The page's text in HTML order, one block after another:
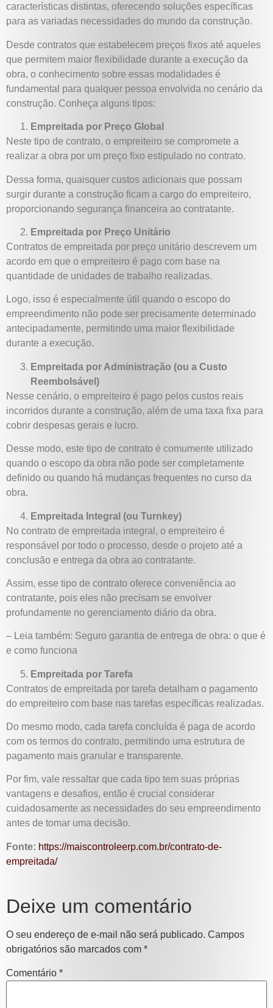
características distintas, oferecendo soluções específicas
para as variadas necessidades do mundo da construção.
Desde contratos que estabelecem preços fixos até aqueles
que permitem maior flexibilidade durante a execução da
obra, o conhecimento sobre essas modalidades é
fundamental para qualquer pessoa envolvida no cenário da
construção. Conheça alguns tipos:
Empreitada por Preço Global
Neste tipo de contrato, o empreiteiro se compromete a
realizar a obra por um preço fixo estipulado no contrato.
Dessa forma, quaisquer custos adicionais que possam
surgir durante a construção ficam a cargo do empreiteiro,
proporcionando segurança financeira ao contratante.
Empreitada por Preço Unitário
Contratos de empreitada por preço unitário descrevem um
acordo em que o empreiteiro é pago com base na
quantidade de unidades de trabalho realizadas.
Logo, isso é especialmente útil quando o escopo do
empreendimento não pode ser precisamente determinado
antecipadamente, permitindo uma maior flexibilidade
durante a execução.
Empreitada por Administração (ou a Custo
Reembolsável)
Nesse cenário, o empreiteiro é pago pelos custos reais
incorridos durante a construção, além de uma taxa fixa para
cobrir despesas gerais e lucro.
Desse modo, este tipo de contrato é comumente utilizado
quando o escopo da obra não pode ser completamente
definido ou quando há mudanças frequentes no curso da
obra.
Empreitada Integral (ou Turnkey)
No contrato de empreitada integral, o empreiteiro é
responsável por todo o processo, desde o projeto até a
conclusão e entrega da obra ao contratante.
Assim, esse tipo de contrato oferece conveniência ao
contratante, pois eles não precisam se envolver
profundamente no gerenciamento diário da obra.
– Leia também: Seguro garantia de entrega de obra: o que é
e como funciona
Empreitada por Tarefa
Contratos de empreitada por tarefa detalham o pagamento
do empreiteiro com base nas tarefas específicas realizadas.
Do mesmo modo, cada tarefa concluída é paga de acordo
com os termos do contrato, permitindo uma estrutura de
pagamento mais granular e transparente.
Por fim, vale ressaltar que cada tipo tem suas próprias
vantagens e desafios, então é crucial considerar
cuidadosamente as necessidades do seu empreendimento
antes de tomar uma decisão.
Fonte: https://maiscontroleerp.com.br/contrato-de-
empreitada/
Deixe um comentário
O seu endereço de e-mail não será publicado. Campos
obrigatórios são marcados com *
Comentário *